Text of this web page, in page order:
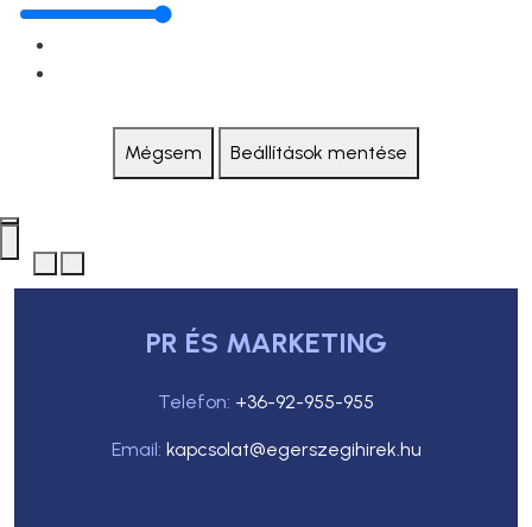
Mégsem Beállítások mentése
PR ÉS MARKETING
Telefon: +36-92-955-955
Email: kapcsolat@egerszegihirek.hu